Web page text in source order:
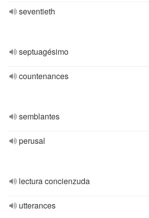
seventieth
septuagésimo
countenances
semblantes
perusal
lectura concienzuda
utterances